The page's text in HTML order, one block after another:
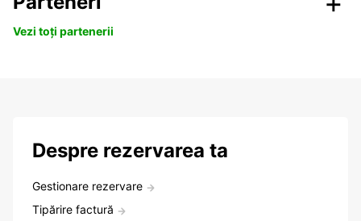
Vezi toți partenerii
Despre rezervarea ta
Gestionare rezervare
Tipărire factură